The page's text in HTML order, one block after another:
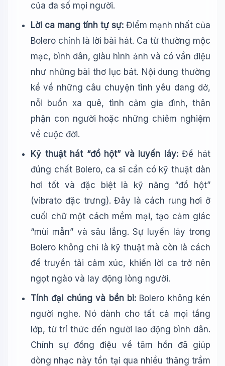
của đa số mọi người.
Lời ca mang tính tự sự: Điểm mạnh nhất của
Bolero chính là lời bài hát. Ca từ thường mộc
mạc, bình dân, giàu hình ảnh và có vần điệu
như những bài thơ lục bát. Nội dung thường
kể về những câu chuyện tình yêu dang dở,
nỗi buồn xa quê, tình cảm gia đình, thân
phận con người hoặc những chiêm nghiệm
về cuộc đời.
Kỹ thuật hát “đổ hột” và luyến láy:Để hát
đúng chất Bolero, ca sĩ cần có kỹ thuật dàn
hơi tốt và đặc biệt là kỹ năng “đổ hột”
(vibrato đặc trưng). Đây là cách rung hơi ở
cuối chữ một cách mềm mại, tạo cảm giác
“mùi mẫn” và sâu lắng. Sự luyến láy trong
Bolero không chỉ là kỹ thuật mà còn là cách
để truyền tải cảm xúc, khiến lời ca trở nên
ngọt ngào và lay động lòng người.
Tính đại chúng và bền bỉ:Bolero không kén
người nghe. Nó dành cho tất cả mọi tầng
lớp, từ trí thức đến người lao động bình dân.
Chính sự đồng điệu về tâm hồn đã giúp
dòng nhạc này tồn tại qua nhiều thăng trầm